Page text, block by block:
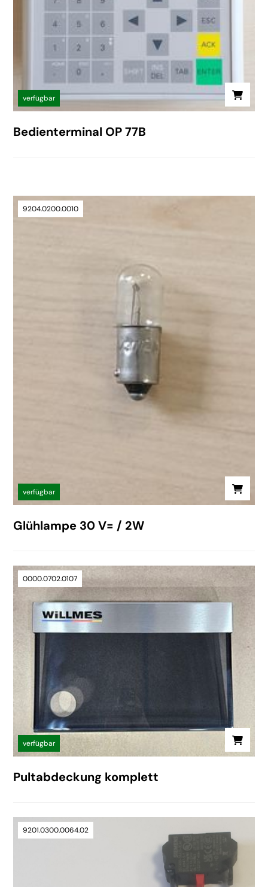
verfügbar
Bedienterminal OP 77B
9204.0200.0010
verfügbar
Glühlampe 30 V= / 2W
0000.0702.0107
verfügbar
Pultabdeckung komplett
9201.0300.0064.02